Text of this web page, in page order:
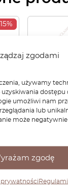
zgodami
używamy
dostępu
umożliwi nam
lub
może
zgodę
prywatności
B3 /
Black